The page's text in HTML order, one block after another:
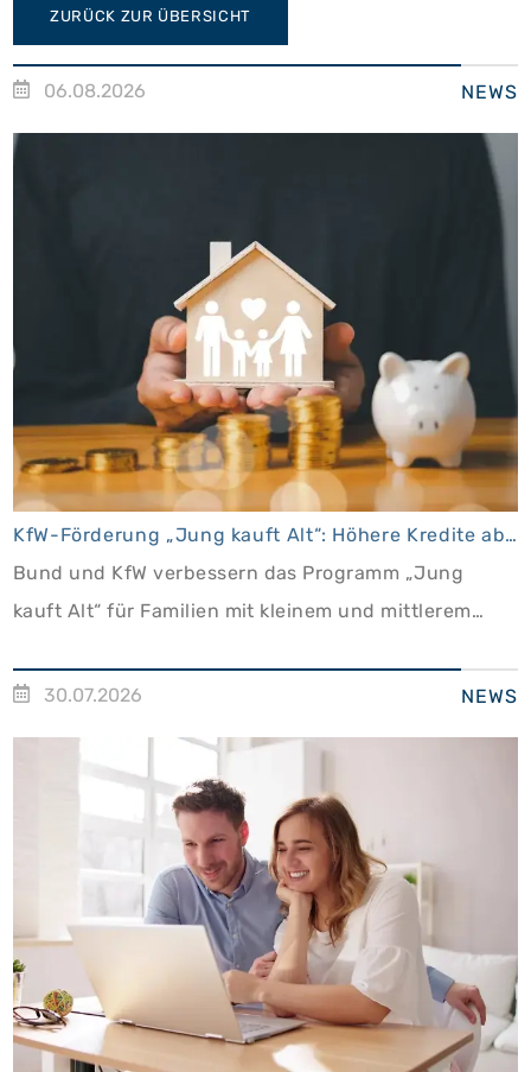
ZURÜCK ZUR ÜBERSICHT
06.08.2026 NEWS
KfW-Förderung „Jung kauft Alt“: Höhere Kredite ab August 2026
Bund und KfW verbessern das Programm „Jung
kauft Alt“ für Familien mit kleinem und mittlerem
30.07.2026 NEWS